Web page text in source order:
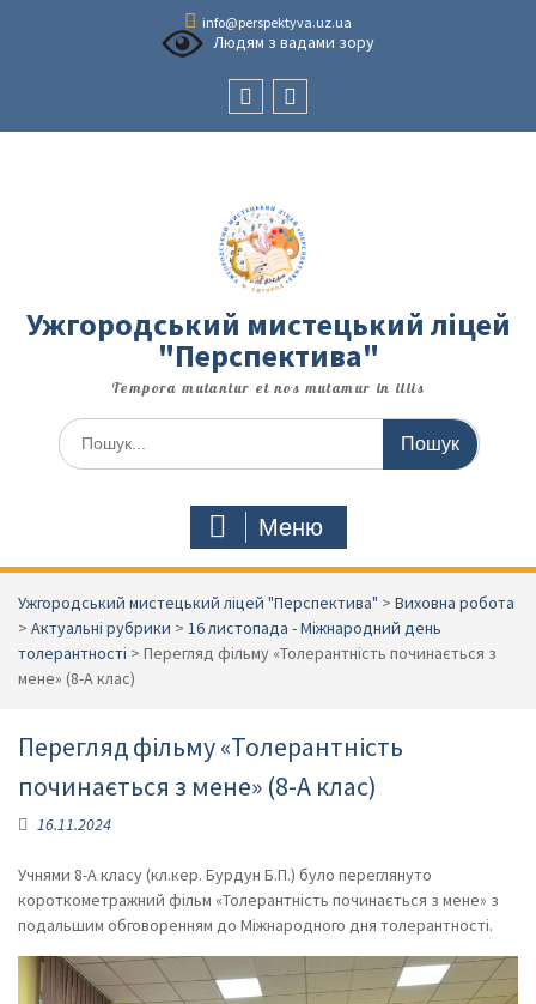
info@perspektyva.uz.ua
Людям з вадами зору
Ужгородський мистецький ліцей
"Перспектива"
Tempora mutantur et nos mutamur in illis
Шукати:
Меню
Ужгородський мистецький ліцей "Перспектива" > Виховна робота
> Актуальні рубрики > 16 листопада - Міжнародний день
толерантності > Перегляд фільму «Толерантність починається з
мене» (8-А клас)
Перегляд фільму «Толерантність
починається з мене» (8-А клас)
16.11.2024
Учнями 8-А класу (кл.кер. Бурдун Б.П.) було переглянуто
короткометражний фільм «Толерантність починається з мене» з
подальшим обговоренням до Міжнародного дня толерантності.